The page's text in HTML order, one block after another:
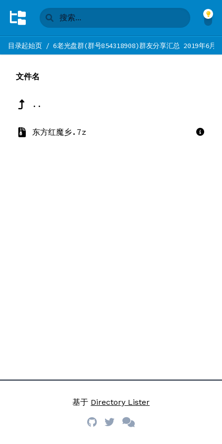
目录起始页/6老光盘群(群号854318908)群友分享汇总 2019年6月
文件名
..
东方红魔乡.7z
基于 Directory Lister